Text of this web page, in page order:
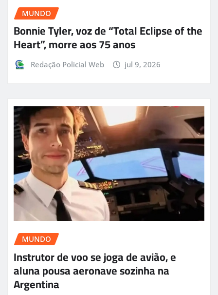
MUNDO
Bonnie Tyler, voz de “Total Eclipse of the
Heart”, morre aos 75 anos
Redação Policial Web jul 9, 2026
MUNDO
Instrutor de voo se joga de avião, e
aluna pousa aeronave sozinha na
Argentina